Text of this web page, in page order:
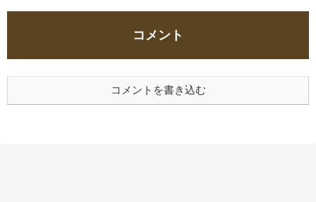
コメント
コメントを書き込む